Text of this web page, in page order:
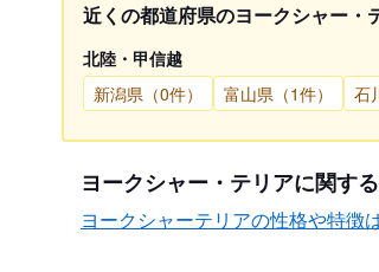
近くの都道府県のヨークシャー・
北陸・甲信越
新潟県（0件）
富山県（1件） 石
ヨークシャー・テリアに関す
ヨークシャーテリアの性格や特徴